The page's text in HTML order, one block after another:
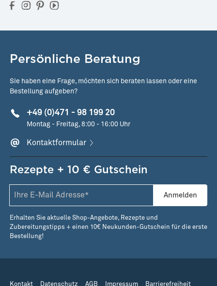
Persönliche Beratung
Sie haben eine Frage, möchten sich beraten lassen oder eine
Bestellung aufgeben?
+49 (0)471 - 98 199 20
Montag - Freitag, 8:00 - 16:00 Uhr
Kontaktformular
Rezepte + 10 € Gutschein
Anmelden
Erhalten Sie aktuelle Shop-Angebote, Rezepte und
Zubereitungstipps + einen 10€ Neukunden-Gutschein für die erste
Bestellung!
Kontakt Datenschutz AGB Impressum Barrierefreiheit